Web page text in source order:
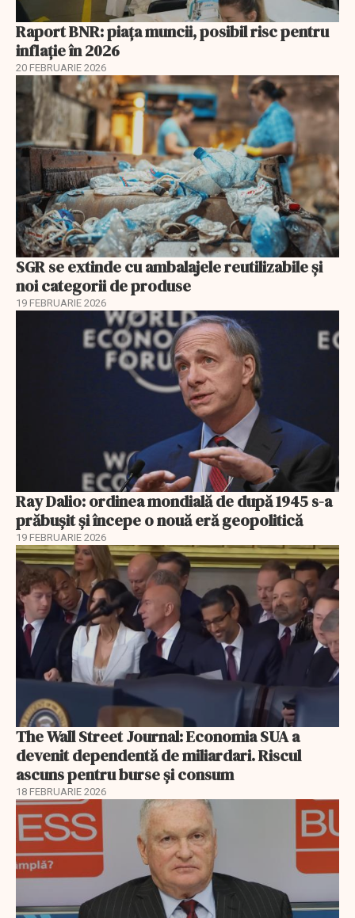
Raport BNR: piața muncii, posibil risc pentru
inflație în 2026
20 FEBRUARIE 2026
SGR se extinde cu ambalajele reutilizabile și
noi categorii de produse
19 FEBRUARIE 2026
Ray Dalio: ordinea mondială de după 1945 s-a
prăbușit și începe o nouă eră geopolitică
19 FEBRUARIE 2026
The Wall Street Journal: Economia SUA a
devenit dependentă de miliardari. Riscul
ascuns pentru burse și consum
18 FEBRUARIE 2026
EXCLUSIV